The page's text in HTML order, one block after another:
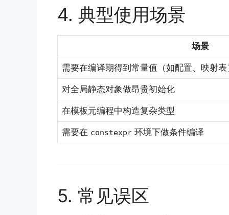
4. 典型使用场景
场景
需要在编译期得到常量值（如配置、映射表
对全局静态对象做昂贵初始化
在模板元编程中构造复杂类型
需要在 constexpr 环境下做条件编译
5. 常见误区